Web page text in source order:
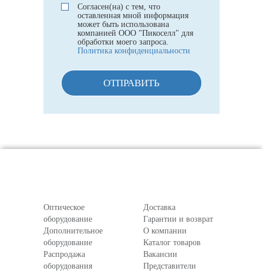
Согласен(на) с тем, что
оставленная мной информация
может быть использована
компанией ООО "Пикоселл" для
обработки моего запроса.
Политика конфиденциальности
ОТПРАВИТЬ
Оптическое
оборудование
Дополнительное
оборудование
Распродажа
оборудования
Доставка
Гарантии и возврат
О компании
Каталог товаров
Вакансии
Представители